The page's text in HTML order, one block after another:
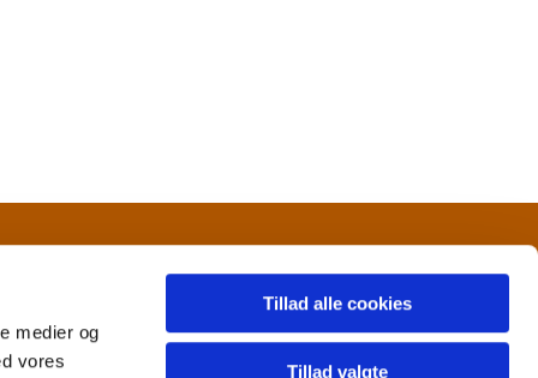
medier og
vores
Tillad alle cookies
Tillad valgte